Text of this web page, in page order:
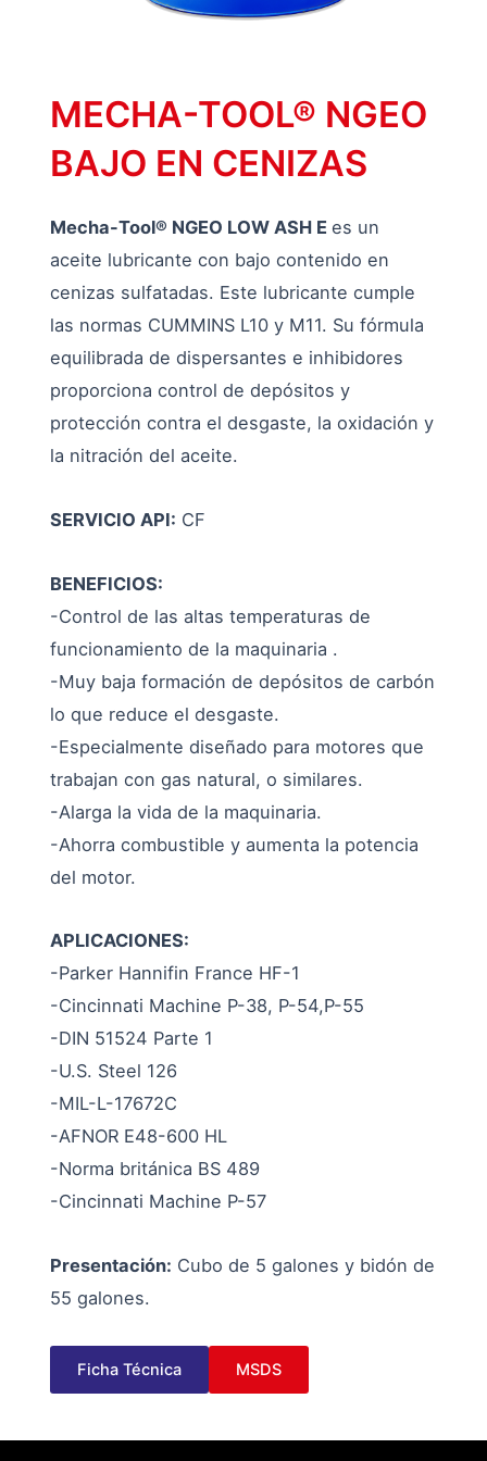
MECHA-TOOL® NGEO
BAJO EN CENIZAS
Mecha-Tool® NGEO LOW ASH Ees un
aceite lubricante con bajo contenido en
cenizas sulfatadas. Este lubricante cumple
las normas CUMMINS L10 y M11. Su fórmula
equilibrada de dispersantes e inhibidores
proporciona control de depósitos y
protección contra el desgaste, la oxidación y
la nitración del aceite.
SERVICIO API: CF
BENEFICIOS:
-Control de las altas temperaturas de
funcionamiento de la maquinaria .
-Muy baja formación de depósitos de carbón
lo que reduce el desgaste.
-Especialmente diseñado para motores que
trabajan con gas natural, o similares.
-Alarga la vida de la maquinaria.
-Ahorra combustible y aumenta la potencia
del motor.
APLICACIONES:
-Parker Hannifin France HF-1
-Cincinnati Machine P-38, P-54,P-55
-DIN 51524 Parte 1
-U.S. Steel 126
-MIL-L-17672C
-AFNOR E48-600 HL
-Norma británica BS 489
-Cincinnati Machine P-57
Presentación: Cubo de 5 galones y bidón de
55 galones.
Ficha Técnica MSDS